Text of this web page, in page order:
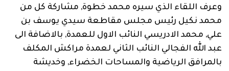
وعرف اللقاء الذي سيره محمد خطوة, مشاركة كل من
محمد نكيل رئيس مجلس مقاطعة سيدي يوسف بن
علي, محمد الادريسي النائب الاول للعمدة, بالاضافة الى
عبد الله الفجالي النائب الثاني لعمدة مراكش المكلف
بالمرافق الرياضية والمساحات الخضراء, وخديشة